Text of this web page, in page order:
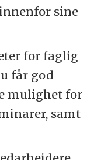
sine
for faglig
får god
mulighet for
samt